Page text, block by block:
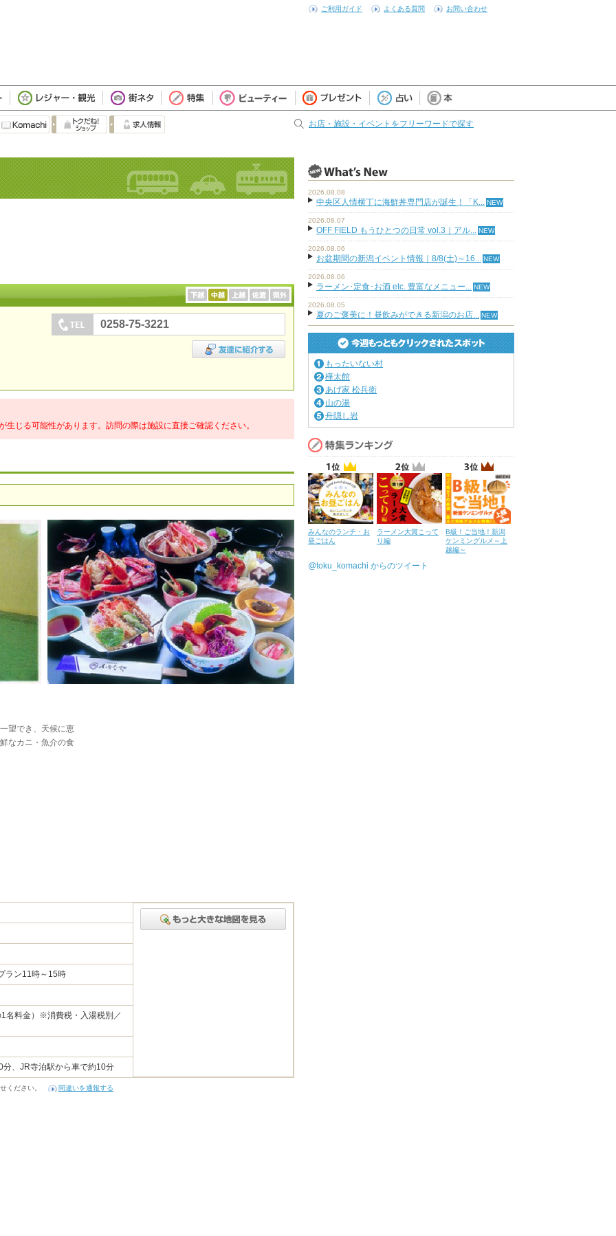
ご利用ガイド よくある質問 お問い合わせ
お店・施設・イベントをフリーワードで探す
0258-75-3221
じる可能性があります。訪問の際は施設に直接ご確認ください。
望でき、天候に恵
なカニ・魚介の食
ラン11時～15時
名料金）※消費税・入湯税別／
、JR寺泊駅から車で約10分
ください。 間違いを通報する
2026.08.08
中央区人情横丁に海鮮丼専門店が誕生！「K...
2026.08.07
OFF FIELD もうひとつの日常 vol.3｜アル...
2026.08.06
お盆期間の新潟イベント情報｜8/8(土)～16...
2026.08.06
ラーメン･定食･お酒 etc. 豊富なメニュー...
2026.08.05
夏のご褒美に！昼飲みができる新潟のお店...
もったいない村
樺太館
あげ家 松兵衛
山の湯
舟隠し岩
みんなのランチ・お
昼ごはん
ラーメン大賞こって
り編
B級！ご当地！新潟
ケンミングルメ～上
越編～
@toku_komachi からのツイート